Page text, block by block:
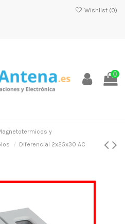
Wishlist (0)
0
y
Diferencial 2x25x30 AC